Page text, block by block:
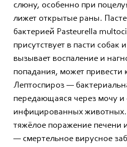
слюну, особенно при
лижет открытые раны.
бактерией Pasteurella
присутствует в пасти собак
вызывает воспаление и
попадания, может привести
Лептоспироз —
передающаяся через мочу и
инфицированных
тяжёлое поражение печени
— смертельное вирусное